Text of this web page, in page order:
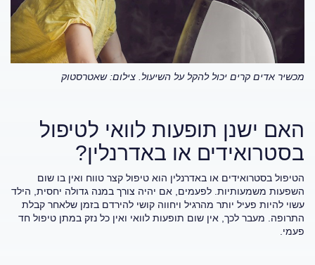
מכשיר אדים קרים יכול להקל על השיעול. צילום: שאטרסטוק
האם ישנן תופעות לוואי לטיפול
בסטרואידים או באדרנלין?
הטיפול בסטרואידים או באדרנלין הוא טיפול קצר טווח ואין בו שום
השפעות משמעותיות. לפעמים, אם יהיה צורך במנה גדולה יחסית, הילד
עשוי להיות פעיל יותר מהרגיל ויחווה קושי להירדם בזמן שלאחר קבלת
התרופה. מעבר לכך, אין שום תופעות לוואי ואין כל נזק במתן טיפול חד
פעמי.